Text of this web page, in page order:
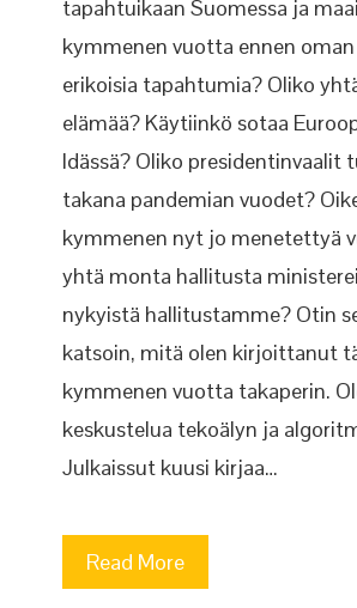
tapahtuikaan Suomessa ja
kymmenen vuotta ennen
erikoisia tapahtumia? Oliko
elämää? Käytiinkö sotaa
Idässä? Oliko presidentinvaalit
takana pandemian vuodet?
kymmenen nyt jo menetettyä
yhtä monta hallitusta
nykyistä hallitustamme? Otin
katsoin, mitä olen kirjoittanut
kymmenen vuotta takaperin.
keskustelua tekoälyn ja
Julkaissut kuusi kirjaa…
Read More